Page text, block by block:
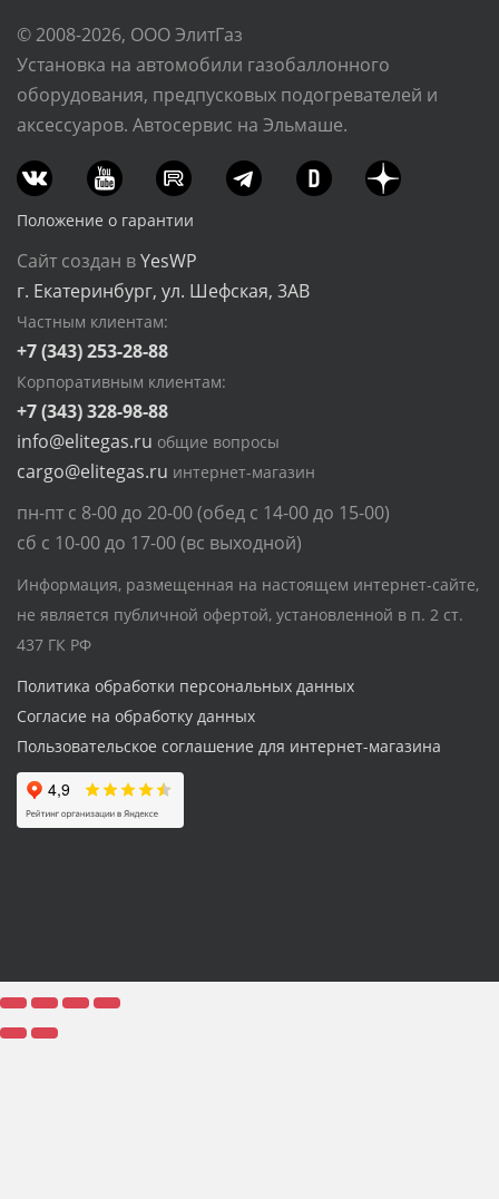
© 2008-2026, ООО ЭлитГаз
Установка на автомобили газобаллонного
оборудования, предпусковых подогревателей и
аксессуаров. Автосервис на Эльмаше.
Положение о гарантии
Сайт создан вYesWP
г. Екатеринбург, ул. Шефская, 3АВ
Частным клиентам:
+7 (343) 253-28-88
Корпоративным клиентам:
+7 (343) 328-98-88
info@elitegas.ru общие вопросы
cargo@elitegas.ru интернет-магазин
пн-пт с 8-00 до 20-00 (обед с 14-00 до 15-00)
сб с 10-00 до 17-00 (вс выходной)
Информация, размещенная на настоящем интернет-сайте,
не является публичной офертой, установленной в п. 2 ст.
437 ГК РФ
Политика обработки персональных данных
Согласие на обработку данных
Пользовательское соглашение для интернет-магазина